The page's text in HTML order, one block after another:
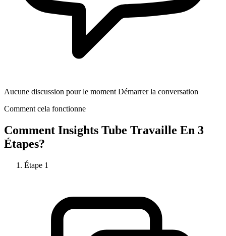
Aucune discussion pour le moment Démarrer la conversation
Comment cela fonctionne
Comment Insights Tube Travaille En 3
Étapes?
Étape 1